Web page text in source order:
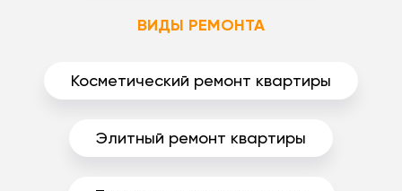
ВИДЫ РЕМОНТА
Косметический ремонт квартиры
Элитный ремонт квартиры